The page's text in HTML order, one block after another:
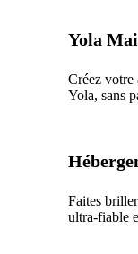
Yola
Créez votre
Yola, sans
Faites
ultra-fiable